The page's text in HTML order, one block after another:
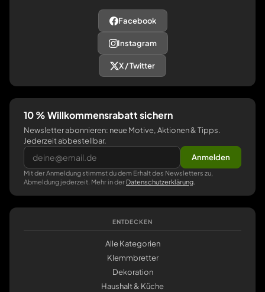
Facebook
Instagram
X / Twitter
10 % Willkommensrabatt sichern
Newsletter abonnieren: neue Motive, Aktionen & Tipps.
Jederzeit abbestellbar.
Anmelden
Mit der Anmeldung stimmst du dem Erhalt des Newsletters zu,
Abmeldung jederzeit. Mehr in der Datenschutzerklärung
ENTDECKEN
Alle Kategorien
Klemmbretter
Dekoration
Haushalt & Küche